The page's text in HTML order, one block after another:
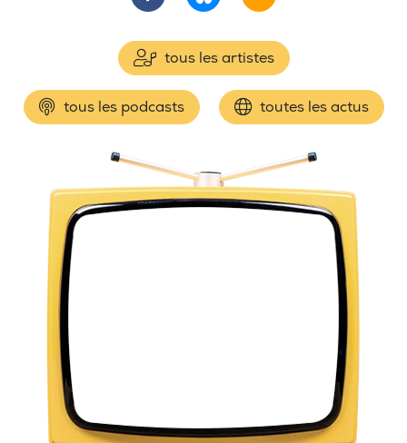
tous les artistes
tous les podcasts toutes les actus